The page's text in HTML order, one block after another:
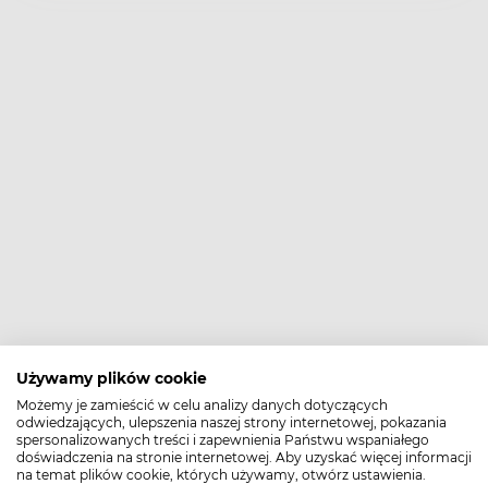
Używamy plików cookie
Możemy je zamieścić w celu analizy danych dotyczących
odwiedzających, ulepszenia naszej strony internetowej, pokazania
spersonalizowanych treści i zapewnienia Państwu wspaniałego
doświadczenia na stronie internetowej. Aby uzyskać więcej informacji
na temat plików cookie, których używamy, otwórz ustawienia.